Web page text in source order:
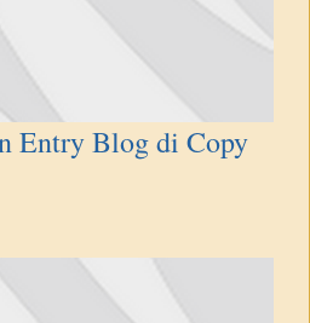
Entry Blog di Copy